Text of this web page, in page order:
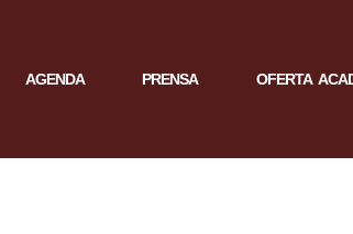
AGENDA PRENSA OFERTA